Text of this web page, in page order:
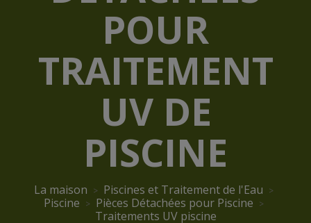
POUR
TRAITEMENT
UV DE
PISCINE
La maison
Piscines et Traitement de l'Eau
Piscine
Pièces Détachées pour Piscine
Traitements UV piscine